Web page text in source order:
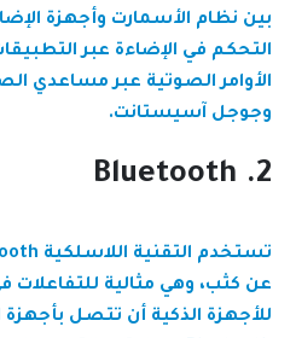
بين نظام الأسمارت وأجهزة
التحكم في الإضاءة عبر
الأوامر الصوتية عبر مساعدي
وجوجل آسيستانت.
2. Bluetooth
عن كثب، وهي مثالية
للأجهزة الذكية أن تتصل بأجهزة